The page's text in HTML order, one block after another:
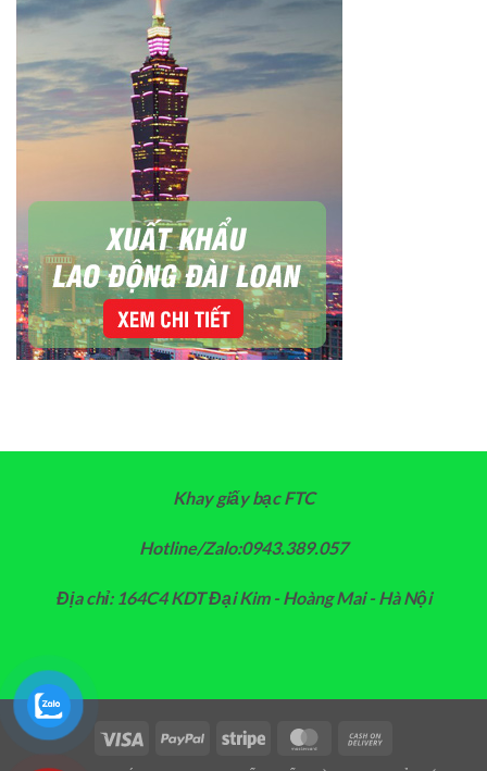
Khay giấy bạc FTC
Hotline/Zalo:0943.389.057
Địa chỉ: 164C4 KDT Đại Kim - Hoàng Mai - Hà Nội
Visa PayPal Stripe MasterCard